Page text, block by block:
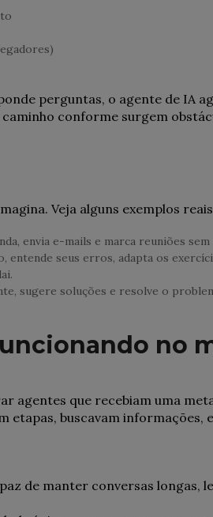
perguntas, o agente de IA
conforme surgem
Veja alguns exemplos
envia e-mails e marca reuniões
entende seus erros, adapta os
sugere soluções e resolve o
no
agentes que recebiam uma
etapas, buscavam informações,
de manter conversas longas,